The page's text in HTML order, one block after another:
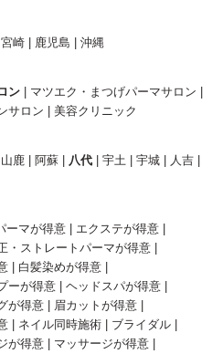
宮崎 鹿児島 沖縄
ン
マツエク・まつげパーマサロン
サロン 美容クリニック
山鹿 阿蘇 八代 宇土 宇城
人吉
ーマが得意
エクステが得意
・ストレートパーマが得意
白髪染めが得意
ーが得意
ヘッドスパが得意
が得意
眉カットが得意
ネイル同時施術
ブライダル
が得意
マッサージが得意